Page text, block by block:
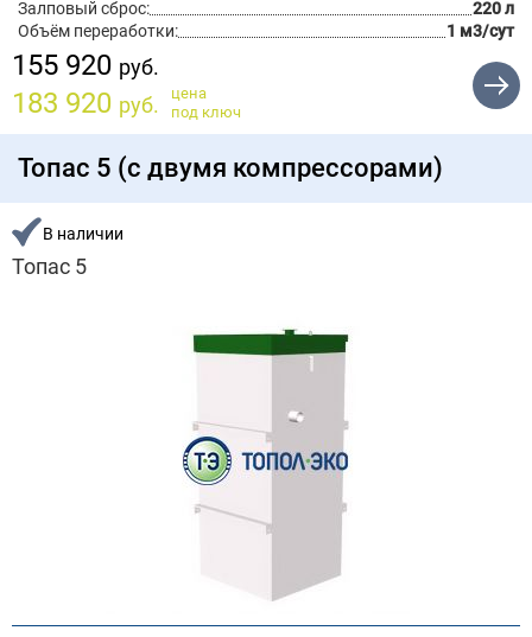
Залповый сброс:
220 л
Объём переработки:
1 м3/сут
155 920 руб.
183 920 руб.
цена
под ключ
Топас 5 (с двумя компрессорами)
В наличии
Топас 5